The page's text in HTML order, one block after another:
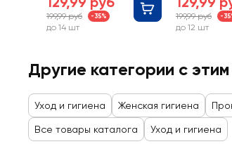
199,99 руб -35%
до 14 шт
199,99 руб -
до 12 шт
Другие категории с
Уход и гигиена Женская гигиена
Все товары каталога Уход и гигиена